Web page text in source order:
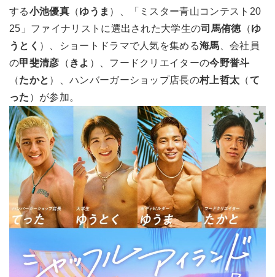
する小池優真（ゆうま ）、「ミスター青山コンテスト20
25」ファイナリストに選出された大学生の司馬侑徳（ゆ
うとく ）、ショートドラマで人気を集める海馬 、会社員
の甲斐清彦 （ きよ ）、フードクリエイターの今野誉斗
（たかと ）、ハンバーガーショップ店長の村上哲太 （て
った ）が参加。